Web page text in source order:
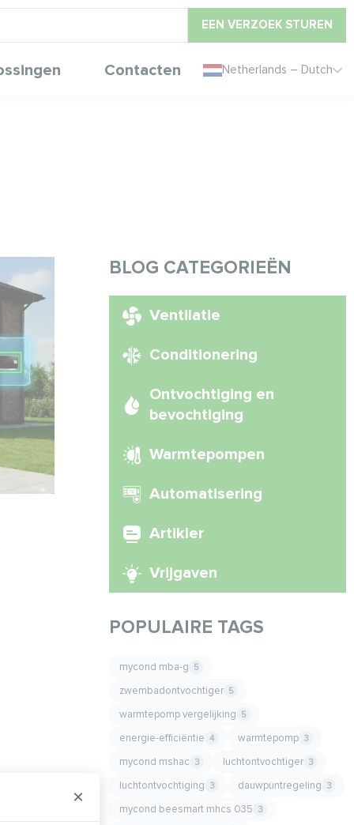
EEN VERZOEK STUREN
Contacten Netherlands – Dutch
BLOG CATEGORIEËN
Ventilatie
Conditionering
Ontvochtiging en
bevochtiging
Warmtepompen
Automatisering
Artikler
Vrijgaven
POPULAIRE TAGS
mycond mba-g 5
zwembadontvochtiger 5
warmtepomp vergelijking 5
energie-efficiëntie 4 warmtepomp 3
mycond mshac 3 luchtontvochtiger 3
luchtontvochtiging 3 dauwpuntregeling 3
mycond beesmart mhcs 035 3
×